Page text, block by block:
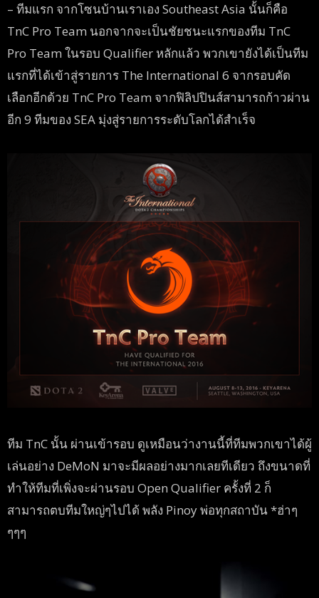
– ทีมแรก จากโซนบ้านเราเอง Southeast Asia นั้นก็คือ
TnC Pro Team นอกจากจะเป็นชัยชนะแรกของทีม TnC
Pro Team ในรอบ Qualifier หลักแล้ว พวกเขายังได้เป็นทีม
แรกที่ได้เข้าสู่รายการ The International 6 จากรอบคัด
เลือกอีกด้วย TnC Pro Team จากฟิลิปปินส์สามารถก้าวผ่าน
อีก 9 ทีมของ SEA มุ่งสู่รายการระดับโลกได้สำเร็จ
ทีม TnC นั้น ผ่านเข้ารอบ ดูเหมือนว่างานนี้ที่ทีมพวกเขาได้ผู้
เล่นอย่าง DeMoN มาจะมีผลอย่างมากเลยทีเดียว ถึงขนาดที่
ทำให้ทีมที่เพิ่งจะผ่านรอบ Open Qualifier ครั้งที่ 2 ก็
สามารถตบทีมใหญ่ๆไปได้ พลัง Pinoy พ่อทุกสถาบัน *ฮ่าๆ
ๆๆๆ